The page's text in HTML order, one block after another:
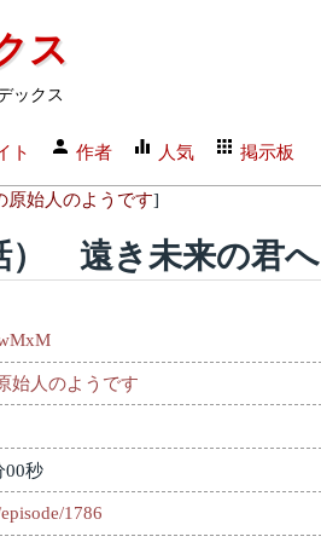
ス
ックス
ト 作者 人気 掲示板
原始人のようです]
） 遠き未来の君へ
始人のようです
00秒
1786